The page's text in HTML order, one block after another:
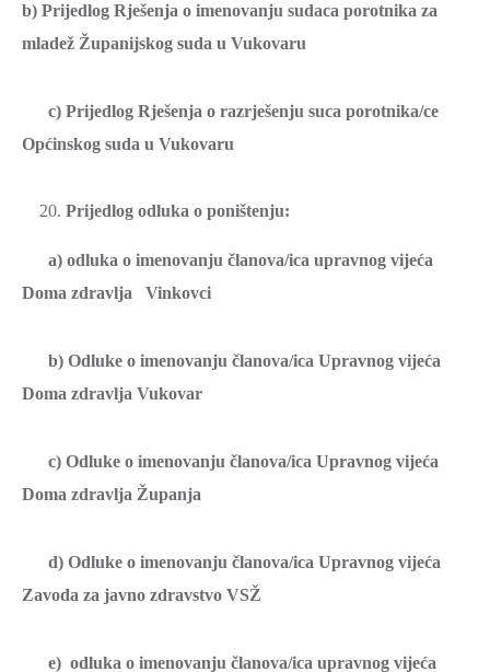
b) Prijedlog Rješenja o imenovanju sudaca porotnika za
mladež Županijskog suda u Vukovaru
c) Prijedlog Rješenja o razrješenju suca porotnika/ce
Općinskog suda u Vukovaru
Prijedlog odluka o poništenju:
a) odluka o imenovanju članova/ica upravnog vijeća
Doma zdravlja Vinkovci
b) Odluke o imenovanju članova/ica Upravnog vijeća
Doma zdravlja Vukovar
c) Odluke o imenovanju članova/ica Upravnog vijeća
Doma zdravlja Županja
d) Odluke o imenovanju članova/ica Upravnog vijeća
Zavoda za javno zdravstvo VSŽ
e) odluka o imenovanju članova/ica upravnog vijeća